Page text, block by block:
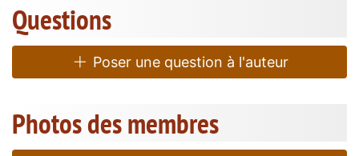
Questions
Poser une question à l'auteur
Photos des membres